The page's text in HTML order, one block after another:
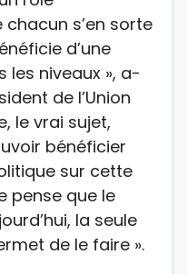
s’en sorte
d’une
niveaux », a-
de l’Union
le vrai sujet,
bénéficier
sur cette
pense que le
la seule
de le faire ».